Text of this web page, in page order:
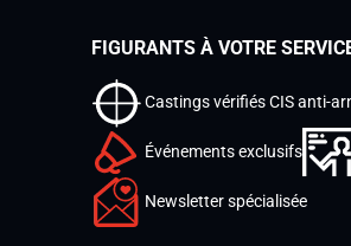
FIGURANTS À VOTRE
Castings vérifiés CIS anti-
Événements exclusifs
Newsletter spécialisée